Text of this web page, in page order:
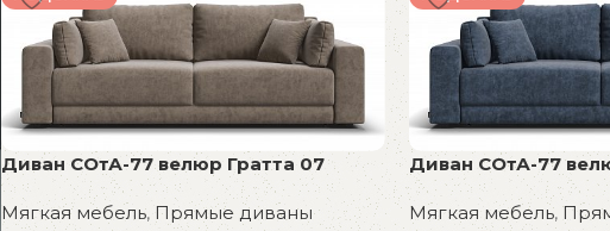
Диван СОтА-77 велюр Гратта 07
Мягкая мебель, Прямые диваны
Диван СОтА-77
Мягкая мебель,